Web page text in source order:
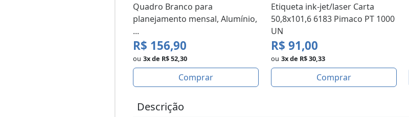
Quadro Branco para
planejamento mensal, Alumínio,
...
R$ 156,90
ou 3x de R$ 52,30
Comprar
Etiqueta ink-jet/laser Carta
50,8x101,6 6183 Pimaco PT 1000
UN
R$ 91,00
ou 3x de R$ 30,33
Comprar
Descrição